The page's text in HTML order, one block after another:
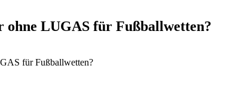
ohne LUGAS für Fußballwetten?
für Fußballwetten?